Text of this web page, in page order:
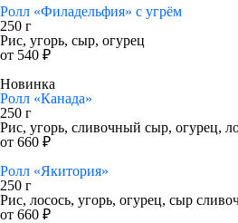
Ролл «Филадельфия» с угрём
250 г
Рис, угорь, сыр, огурец
от 540 ₽
Новинка
Ролл «Канада»
250 г
Рис, угорь, сливочный сыр, огурец,
от 660 ₽
Ролл «Якитория»
250 г
Рис, лосось, угорь, огурец, сыр
от 660 ₽